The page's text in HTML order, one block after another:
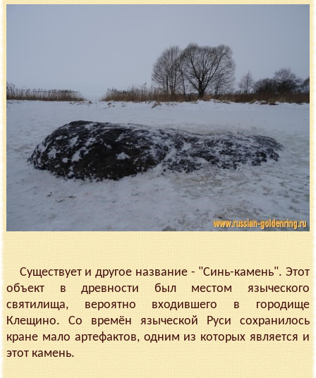
Существует и другое название - "Синь-камень". Этот
объект в древности был местом языческого
святилища, вероятно входившего в городище
Клещино. Со времён языческой Руси сохранилось
кране мало артефактов, одним из которых является и
этот камень.